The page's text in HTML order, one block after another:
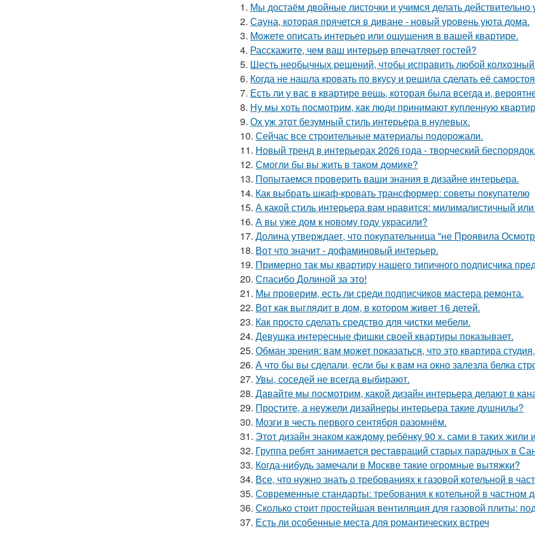
1. Мы достаём двойные листочки и учимся делать действительно
2. Сауна, которая прячется в диване - новый уровень уюта дома.
3. Можете описать интерьер или ощущения в вашей квартире.
4. Расскажите, чем ваш интерьер впечатляет гостей?
5. Шесть необычных решений, чтобы исправить любой
6. Когда не нашла кровать по вкусу и решила сделать её
7. Есть ли у вас в квартире вещь, которая была всегда и,
8. Ну мы хоть посмотрим, как люди принимают купленную
9. Ох уж этот безумный стиль интерьера в нулевых.
10. Сейчас все строительные материалы подорожали.
11. Новый тренд в интерьерах 2026 года - творческий беспорядок.
12. Смогли бы вы жить в таком домике?
13. Попытаемся проверить ваши знания в дизайне интерьера.
14. Как выбрать шкаф-кровать трансформер: советы покупателю
15. А какой стиль интерьера вам нравится: милималистичный
16. А вы уже дом к новому году украсили?
17. Долина утверждает, что покупательница "не Проявила
18. Вот что значит - дофаминовый интерьер.
19. Примерно так мы квартиру нашего типичного подписчика
20. Спасибо Долиной за это!
21. Мы проверим, есть ли среди подписчиков мастера ремонта.
22. Вот как выглядит в дом, в котором живет 16 детей.
23. Как просто сделать средство для чистки мебели.
24. Девушка интересные фишки своей квартиры показывает.
25. Обман зрения: вам может показаться, что это квартира
26. А что бы вы сделали, если бы к вам на окно залезла белка
27. Увы, соседей не всегда выбирают.
28. Давайте мы посмотрим, какой дизайн интерьера делают в
29. Простите, а неужели дизайнеры интерьера такие душнилы?
30. Мозги в честь первого сентября разомнём.
31. Этот дизайн знаком каждому ребёнку 90 х. сами в таких жили
32. Группа ребят занимается реставраций старых парадных в
33. Когда-нибудь замечали в Москве такие огромные вытяжки?
34. Все, что нужно знать о требованиях к газовой котельной в
35. Современные стандарты: требования к котельной в частном
36. Сколько стоит простейшая вентиляция для газовой плиты:
37. Есть ли особенные места для романтических встреч